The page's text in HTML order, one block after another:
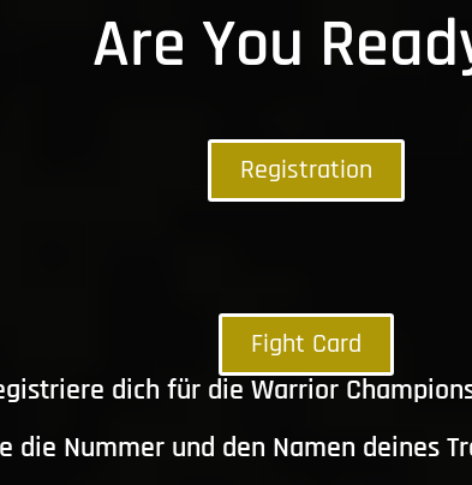
Are You
Registration
Fight Card
dich für die Warrior
die Nummer und den Namen deines